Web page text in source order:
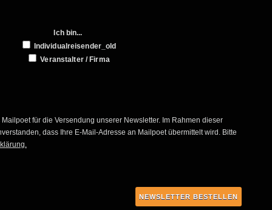
Ich bin...
Individualreisender_old
Veranstalter / Firma
für die Versendung unserer Newsletter. Im Rahmen dieser
dass Ihre E-Mail-Adresse an Mailpoet übermittelt wird. Bitte